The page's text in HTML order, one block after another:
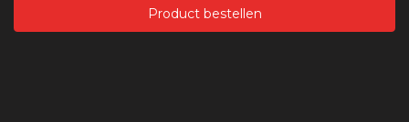
Product bestellen